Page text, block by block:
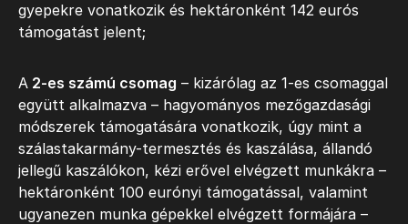
gyepekre vonatkozik és hektáronként 142 eurós
támogatást jelent;
A 2-es számú csomag – kizárólag az 1-es csomaggal
együtt alkalmazva – hagyományos mezőgazdasági
módszerek támogatására vonatkozik, úgy mint a
szálastakarmány-termesztés és kaszálása, állandó
jellegű kaszálókon, kézi erővel elvégzett munkákra –
hektáronként 100 eurónyi támogatással, valamint
ugyanezen munka gépekkel elvégzett formájára –